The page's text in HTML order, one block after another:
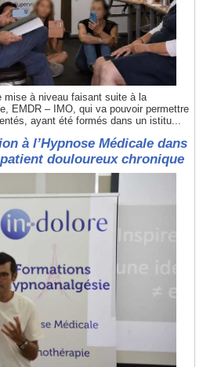
mise à niveau faisant suite à la
EMDR – IMO, qui va pouvoir permettre
ayant été formés dans un istitu...
à l’Hypnose Médicale dans
douloureux chronique